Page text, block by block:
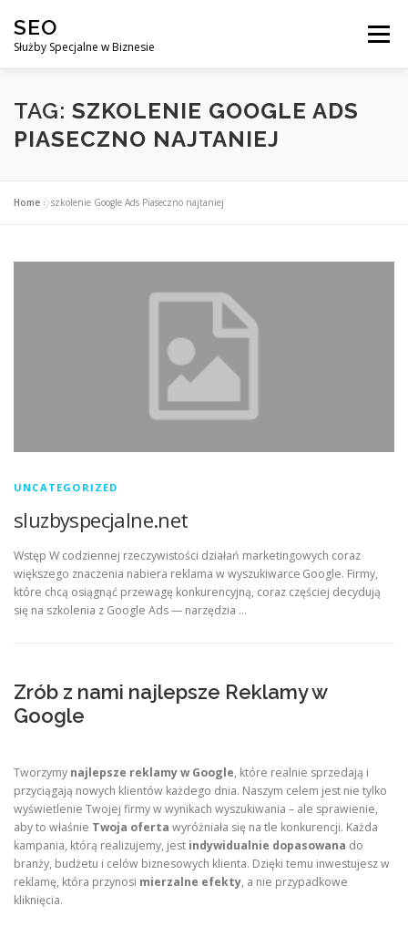
treści
SEO
Służby Specjalne w Biznesie
Menu
AGENCJA SEO CO ZYSKUJESZ ?
TAG: SZKOLENIE GOOGLE ADS
PIASECZNO NAJTANIEJ
Home »szkolenie Google Ads Piaseczno najtaniej
UNCATEGORIZED
sluzbyspecjalne.net
Wstęp W codziennej rzeczywistości działań marketingowych coraz
większego znaczenia nabiera reklama w wyszukiwarce Google. Firmy,
które chcą osiągnąć przewagę konkurencyjną, coraz częściej decydują
się na szkolenia z Google Ads — narzędzia …
Zrób z nami najlepsze Reklamy w
Google
Tworzymy najlepsze reklamy w Google, które realnie sprzedają i
przyciągają nowych klientów każdego dnia. Naszym celem jest nie tylko
wyświetlenie Twojej firmy w wynikach wyszukiwania – ale sprawienie,
aby to właśnie Twoja oferta wyróżniała się na tle konkurencji. Każda
kampania, którą realizujemy, jest indywidualnie dopasowana do
branży, budżetu i celów biznesowych klienta. Dzięki temu inwestujesz w
reklamę, która przynosi mierzalne efekty, a nie przypadkowe
kliknięcia.